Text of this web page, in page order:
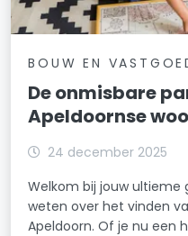
BOUW EN
De onmisbare
Apeldoornse
24 december 2025
Welkom bij jouw ultieme
weten over het vinden
Apeldoorn. Of je nu een